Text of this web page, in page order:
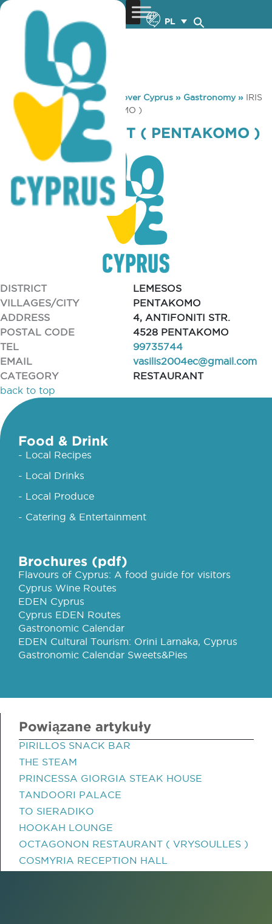
PL
You are here: Home »Discover Cyprus » Gastronomy» IRIS
RESTAURANT ( PENTAKOMO )
IRIS RESTAURANT ( PENTAKOMO )
DISTRICT
LEMESOS
VILLAGES/CITY
PENTAKOMO
ADDRESS
4, ANTIFONITI STR.
POSTAL CODE
4528 PENTAKOMO
TEL
99735744
EMAIL
vasilis2004ec@gmail.com
CATEGORY
RESTAURANT
back to top
Food & Drink
- Local Recipes
- Local Drinks
- Local Produce
- Catering & Entertainment
Brochures (pdf)
Flavours of Cyprus: A food guide for visitors
Cyprus Wine Routes
EDEN Cyprus
Cyprus EDEN Routes
Gastronomic Calendar
EDEN Cultural Tourism: Orini Larnaka, Cyprus
Gastronomic Calendar Sweets&Pies
Powiązane artykuły
PIRILLOS SNACK BAR
THE STEAM
PRINCESSA GIORGIA STEAK HOUSE
TANDOORI PALACE
TO SIERADIKO
HOOKAH LOUNGE
OCTAGONON RESTAURANT ( VRYSOULLES )
COSMYRIA RECEPTION HALL